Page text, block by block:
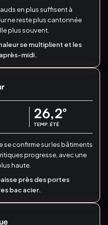
en plus suffisent à
ne reste plus cantonnée
plus souvent.
se multiplient et les
midi.
26,2°
TEMP. ÉTÉ
se confirme sur les bâtiments
progresse, avec une
haute.
près des portes
bac acier.